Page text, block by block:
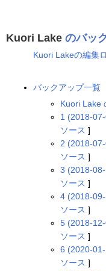
Kuori Lake のバッ
Kuori Lakeの編集
バックアップ一覧
Kuori Lake
1 (2018-
ソース ]
2 (2018-
ソース ]
3 (2018-
ソース ]
4 (2018-
ソース ]
5 (2018-
ソース ]
6 (2020-
ソース ]